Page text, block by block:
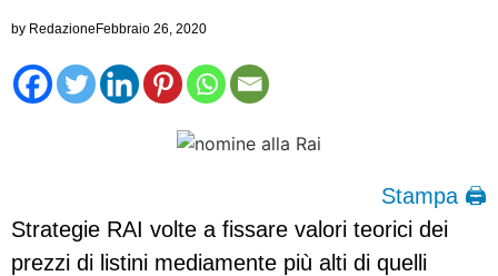
by Redazione Febbraio 26, 2020
Stampa 🖨
Strategie RAI volte a fissare valori teorici dei
prezzi di listini mediamente più alti di quelli